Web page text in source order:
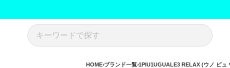
HOME ブランド一覧 1PIU1UGUALE3 RELAX (ウノ ピュ